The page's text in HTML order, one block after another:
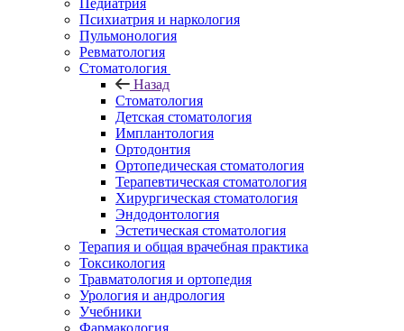
Педиатрия
Психиатрия и наркология
Пульмонология
Ревматология
Стоматология
Назад
Стоматология
Детская стоматология
Имплантология
Ортодонтия
Ортопедическая стоматология
Терапевтическая стоматология
Хирургическая стоматология
Эндодонтология
Эстетическая стоматология
Терапия и общая врачебная практика
Токсикология
Травматология и ортопедия
Урология и андрология
Учебники
Фармакология